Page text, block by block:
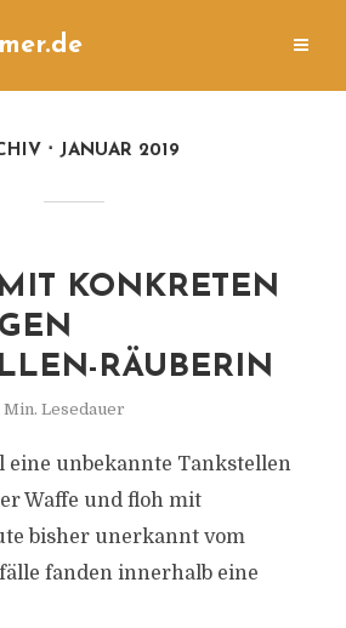
JANUAR 2019
KONKRETEN
RÄUBERIN
Min. Lesedauer
eine unbekannte Tankstellen
Waffe und floh mit
bisher unerkannt vom
fanden innerhalb eine